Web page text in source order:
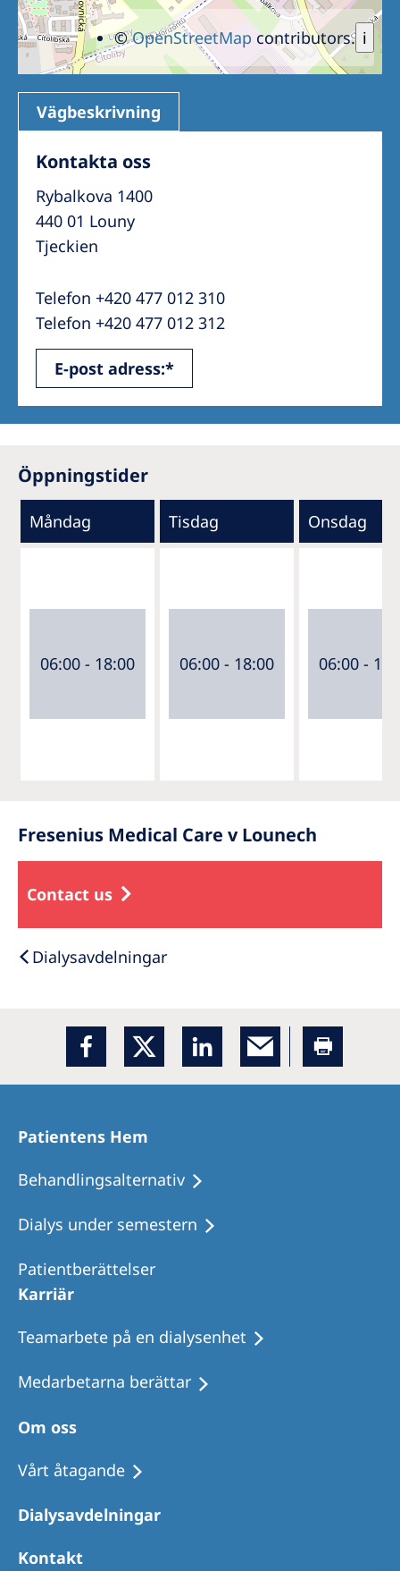
i
©OpenStreetMap contributors.
Vägbeskrivning
Kontakta oss
Rybalkova 1400
440 01 Louny
Tjeckien
Telefon +420 477 012 310
Telefon +420 477 012 312
E-post adress:*
Öppningstider
Måndag Tisdag Onsdag
06:00 - 18:00 06:00 - 18:00 06:00 -
Fresenius Medical Care v Lounech
Contact us
Dialysavdelningar
Patientens Hem
Behandlingsalternativ
Dialys under semestern
Patientberättelser
Karriär
Teamarbete på en dialysenhet
Medarbetarna berättar
Om oss
Vårt åtagande
Dialysavdelningar
Kontakt